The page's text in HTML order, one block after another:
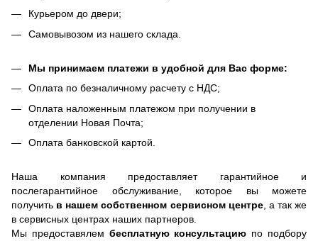
Курьером до двери;
Самовывозом из нашего склада.
Мы принимаем платежи в удобной для Вас форме:
Оплата по безналичному расчету с НДС;
Оплата наложенным платежом при получении в
отделении Новая Почта;
Оплата банковской картой.
Наша компания предоставляет гарантийное и
послегарантийное обслуживание, которое вы можете
получить в нашем собственном сервисном центре, а так же
в сервисных центрах наших партнеров.
Мы предоставялем бесплатную консультацию по подбору